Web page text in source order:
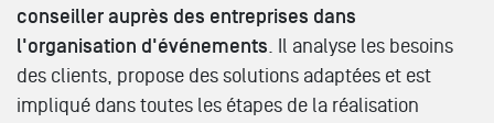
conseiller auprès des entreprises dans
l'organisation d'événements. Il analyse les besoins
des clients, propose des solutions adaptées et est
impliqué dans toutes les étapes de la réalisation